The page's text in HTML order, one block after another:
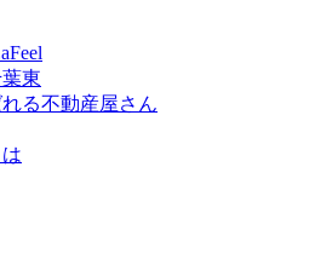
東
る不動産屋さん